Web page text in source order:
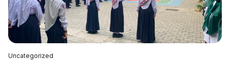
Uncategorized